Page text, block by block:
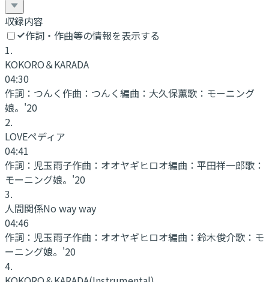
収録内容
作詞・作曲等の情報を表示する
1.
KOKORO＆KARADA
04:30
作詞： つんく作曲： つんく編曲： 大久保薫歌： モーニング
娘。'20
2.
LOVEペディア
04:41
作詞： 児玉雨子作曲： オオヤギヒロオ編曲： 平田祥一郎歌：
モーニング娘。'20
3.
人間関係No way way
04:46
作詞： 児玉雨子作曲： オオヤギヒロオ編曲： 鈴木俊介歌： モ
ーニング娘。'20
4.